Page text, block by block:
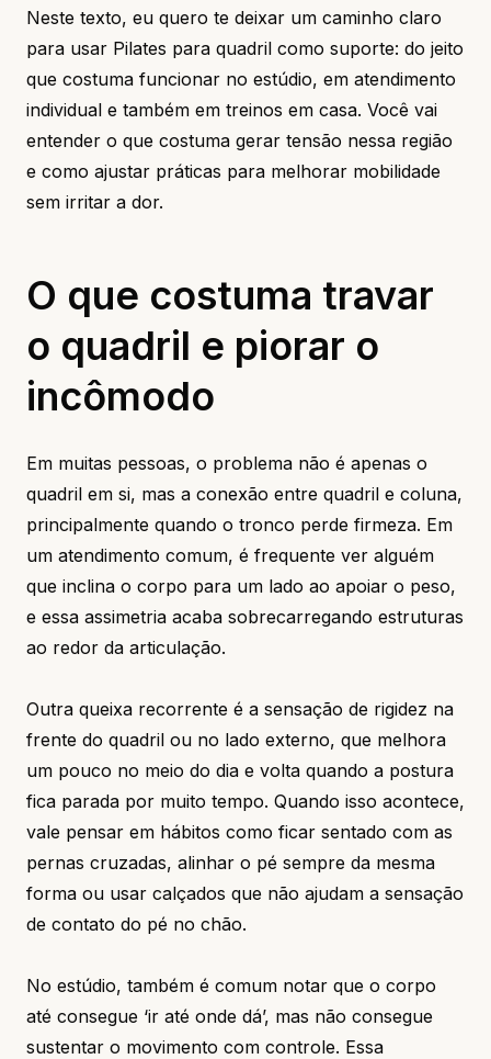
Neste texto, eu quero te deixar um caminho claro
para usar Pilates para quadril como suporte: do jeito
que costuma funcionar no estúdio, em atendimento
individual e também em treinos em casa. Você vai
entender o que costuma gerar tensão nessa região
e como ajustar práticas para melhorar mobilidade
sem irritar a dor.
O que costuma travar
o quadril e piorar o
incômodo
Em muitas pessoas, o problema não é apenas o
quadril em si, mas a conexão entre quadril e coluna,
principalmente quando o tronco perde firmeza. Em
um atendimento comum, é frequente ver alguém
que inclina o corpo para um lado ao apoiar o peso,
e essa assimetria acaba sobrecarregando estruturas
ao redor da articulação.
Outra queixa recorrente é a sensação de rigidez na
frente do quadril ou no lado externo, que melhora
um pouco no meio do dia e volta quando a postura
fica parada por muito tempo. Quando isso acontece,
vale pensar em hábitos como ficar sentado com as
pernas cruzadas, alinhar o pé sempre da mesma
forma ou usar calçados que não ajudam a sensação
de contato do pé no chão.
No estúdio, também é comum notar que o corpo
até consegue ‘ir até onde dá’, mas não consegue
sustentar o movimento com controle. Essa